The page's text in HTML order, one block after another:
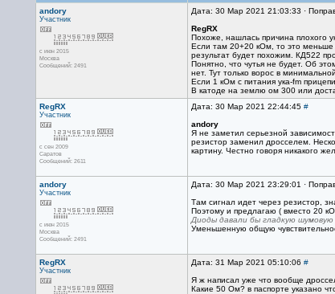
andory
Участник
с июн 2015
Москва
Сообщений: 2491
Дата: 30 Мар 2021 21:03:33 ·
RegRX
Похоже, нашлась причина плохого
Если там 20+20 кОм, то это
результат будет похожим. КД522
Понятно, что чутья не будет. Об
нет. Тут только ворос в
Если 1 кОм с питания ука-fm
В катоде на землю ом 300 или
RegRX
Участник
с сен 2009
Саратов
Сообщений: 2611
Дата: 30 Мар 2021 22:44:45 #
andory
Я не заметил серьезной
резистор заменил дросселем.
картину. Честно говоря никакого
andory
Участник
с июн 2015
Москва
Сообщений: 2491
Дата: 30 Мар 2021 23:29:01 ·
Там сигнал идет через резистор,
Поэтому и предлагаю ( вместо 20
Диоды давали бы гладкую шумовую
Уменьшенную общую
RegRX
Участник
Дата: 31 Мар 2021 05:10:06 #
Я ж написал уже что вообще
Какие 50 Ом? в паспорте указано